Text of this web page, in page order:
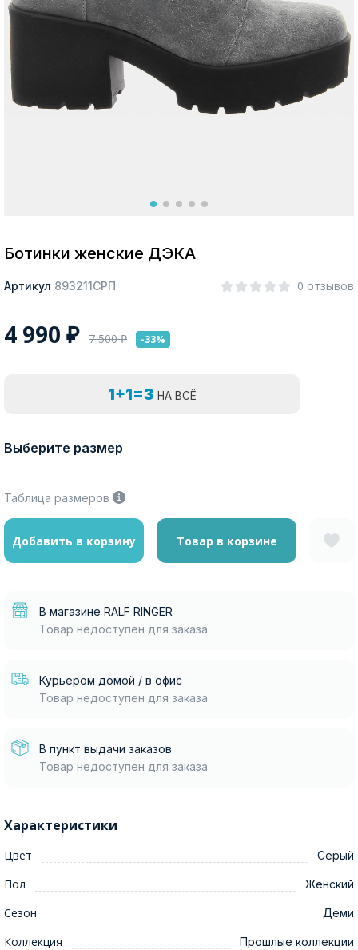
Москва
Ботинки женские ДЭКА
Артикул 893211СРП 0 отзывов
4 990 ₽ 7 500₽ -33%
1+1=3 НА ВСЁ
Выберите размер
Таблица размеров
Добавить в корзину Товар в корзине
В магазине RALF RINGER
Товар недоступен для заказа
Курьером домой / в офис
Товар недоступен для заказа
В пункт выдачи заказов
Товар недоступен для заказа
Характеристики
Цвет Серый
Пол Женский
Сезон Деми
Коллекция Прошлые коллекции